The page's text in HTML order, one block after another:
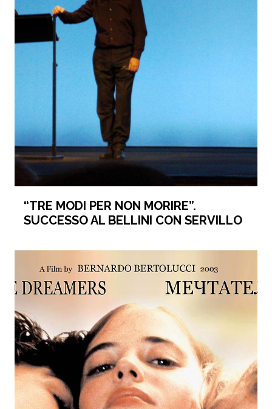
“TRE MODI PER NON MORIRE”.
SUCCESSO AL BELLINI CON SERVILLO